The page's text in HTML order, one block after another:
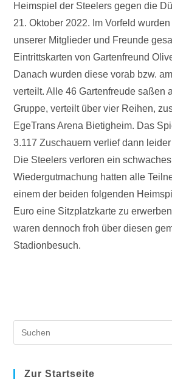
Heimspiel der Steelers gegen die
21. Oktober 2022. Im Vorfeld
unserer Mitglieder und Freunde
Eintrittskarten von Gartenfreund
Danach wurden diese vorab bzw.
verteilt. Alle 46 Gartenfreude saßen
Gruppe, verteilt über vier Reihen,
EgeTrans Arena Bietigheim. Das
3.117 Zuschauern verlief dann
Die Steelers verloren ein
Wiedergutmachung hatten alle
einem der beiden folgenden
Euro eine Sitzplatzkarte zu
waren dennoch froh über diesen
Stadionbesuch.
Zur Startseite